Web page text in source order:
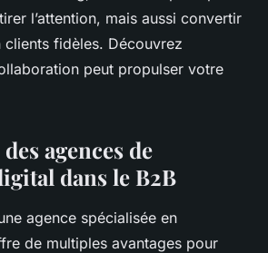
l’attention, mais aussi convertir
fidèles. Découvrez
peut propulser votre
agences de
dans le B2B
agence spécialisée en
de multiples avantages pour